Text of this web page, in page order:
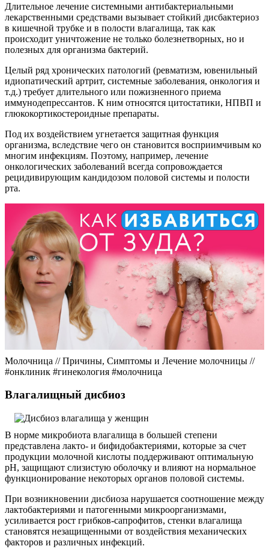
Длительное лечение системными антибактериальными
лекарственными средствами вызывает стойкий дисбактериоз
в кишечной трубке и в полости влагалища, так как
происходит уничтожение не только болезнетворных, но и
полезных для организма бактерий.
Целый ряд хронических патологий (ревматизм, ювенильный
идиопатический артрит, системные заболевания, онкология и
т.д.) требует длительного или пожизненного приема
иммунодепрессантов. К ним относятся цитостатики, НПВП и
глюкокортикостероидные препараты.
Под их воздействием угнетается защитная функция
организма, вследствие чего он становится восприимчивым ко
многим инфекциям. Поэтому, например, лечение
онкологических заболеваний всегда сопровождается
рецидивирующим кандидозом половой системы и полости
рта.
Молочница // Причины, Симптомы и Лечение молочницы //
#онклиник #гинекология #молочница
Влагалищный дисбиоз
В норме микробиота влагалища в большей степени
представлена лакто- и бифидобактериями, которые за счет
продукции молочной кислоты поддерживают оптимальную
pH, защищают слизистую оболочку и влияют на нормальное
функционирование некоторых органов половой системы.
При возникновении дисбиоза нарушается соотношение между
лактобактериями и патогенными микроорганизмами,
усиливается рост грибков-сапрофитов, стенки влагалища
становятся незащищенными от воздействия механических
факторов и различных инфекций.